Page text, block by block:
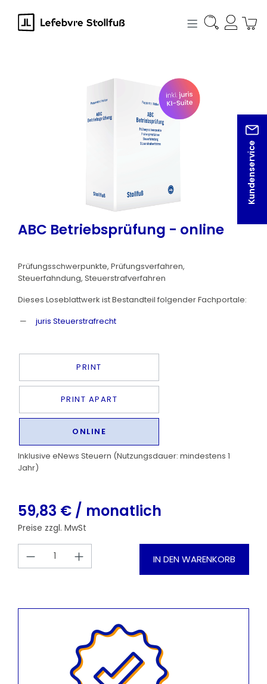
springen
Kundenservice
Bildergalerie überspringen
ABC Betriebsprüfung - online
Prüfungsschwerpunkte, Prüfungsverfahren,
Steuerfahndung, Steuerstrafverfahren
Dieses Loseblattwerk ist Bestandteil folgender Fachportale:
juris Steuerstrafrecht
PRINT
PRINT APART
ONLINE
Inklusive eNews Steuern (Nutzungsdauer: mindestens 1
Jahr)
59,83 € / monatlich
Preise zzgl. MwSt
Produkt Anzahl: Gib denIN DEN WARENKORB